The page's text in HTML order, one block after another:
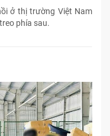
ở thị trường Việt Nam
phía sau.